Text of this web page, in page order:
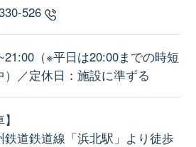
526
（※平日は20:00までの時短
）／定休日：施設に準ずる
鉄道鉄道線「浜北駅」より徒歩